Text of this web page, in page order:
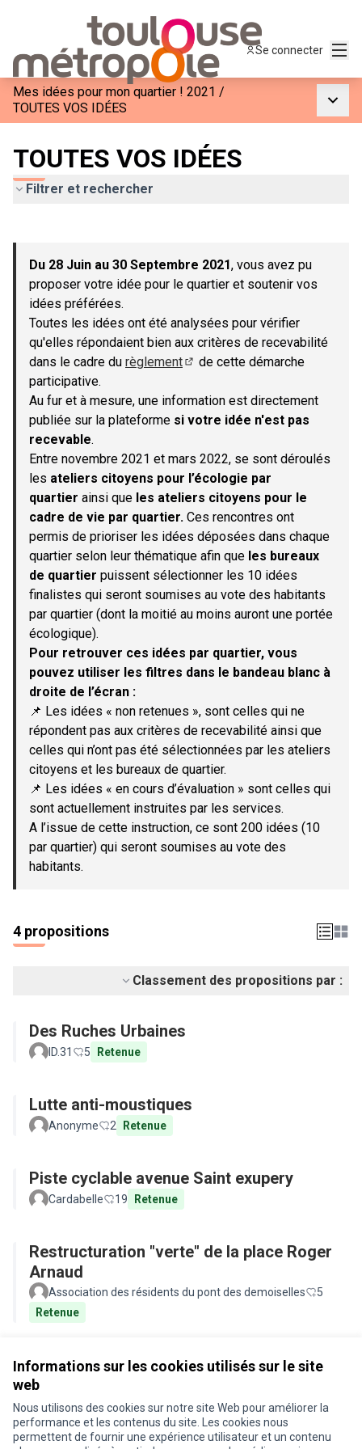
Informations sur les cookies utilisés sur le site
web
Nous utilisons des cookies sur notre site Web pour améliorer la
performance et les contenus du site. Les cookies nous
permettent de fournir une expérience utilisateur et un contenu
Se connecter
Mes idées pour mon quartier ! 2021 /
TOUTES VOS IDÉES
TOUTES VOS IDÉES
Filtrer et rechercher
−
Du 28 Juin au 30 Septembre 2021, vous avez pu
proposer votre idée pour le quartier et soutenir vos
idées préférées.
Toutes les idées ont été analysées pour vérifier
qu'elles répondaient bien aux critères de recevabilité
dans le cadre du règlement
de cette démarche
participative.
Au fur et à mesure, une information est directement
publiée sur la plateforme si votre idée n'est pas
recevable.
Entre novembre 2021 et mars 2022, se sont déroulés
les ateliers citoyens pour l’écologie par
quartier ainsi que les ateliers citoyens pour le
cadre de vie par quartier. Ces rencontres ont
permis de prioriser les idées déposées dans chaque
quartier selon leur thématique afin que les bureaux
de quartier puissent sélectionner les 10 idées
finalistes qui seront soumises au vote des habitants
par quartier (dont la moitié au moins auront une portée
écologique).
Pour retrouver ces idées par quartier, vous
pouvez utiliser les filtres dans le bandeau blanc à
droite de l’écran :
📌 Les idées « non retenues », sont celles qui ne
répondent pas aux critères de recevabilité ainsi que
celles qui n’ont pas été sélectionnées par les ateliers
citoyens et les bureaux de quartier.
📌 Les idées « en cours d’évaluation » sont celles qui
sont actuellement instruites par les services.
A l’issue de cette instruction, ce sont 200 idées (10
par quartier) qui seront soumises au vote des
habitants.
4 propositions
Classement des propositions par :
Des Ruches Urbaines
ID.31 5 Retenue
Lutte anti-moustiques
Anonyme 2 Retenue
Piste cyclable avenue Saint exupery
Cardabelle 19 Retenue
Restructuration "verte" de la place Roger
Arnaud
Association des résidents du pont des demoiselles
5
Retenue
Conditions d'utilisation
Paramètres des cookies
Je participe ! sur X
Je participe ! sur Facebook
Je participe ! sur Instagram